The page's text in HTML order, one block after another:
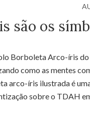
são os
Borboleta Arco-íris
como as mentes
arco-íris ilustrada é
sobre o TDAH